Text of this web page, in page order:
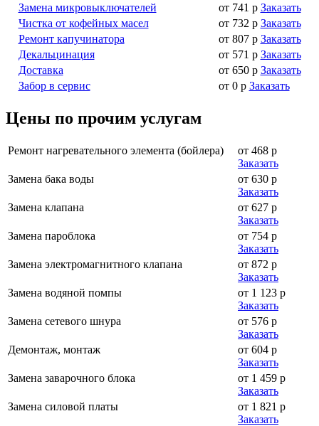
Замена микровыключателей
от 741 р Заказать
Чистка от кофейных масел
от 732 р Заказать
Ремонт капучинатора
от 807 р Заказать
Декальцинация
от 571 р Заказать
Доставка
от 650 р Заказать
Забор в сервис
от 0 р Заказать
Цены по прочим услугам
Ремонт нагревательного элемента (бойлера)
от 468 р
Заказать
Замена бака воды
от 630 р
Заказать
Замена клапана
от 627 р
Заказать
Замена пароблока
от 754 р
Заказать
Замена электромагнитного клапана
от 872 р
Заказать
Замена водяной помпы
от 1 123 р
Заказать
Замена сетевого шнура
от 576 р
Заказать
Демонтаж, монтаж
от 604 р
Заказать
Замена заварочного блока
от 1 459 р
Заказать
Замена силовой платы
от 1 821 р
Заказать